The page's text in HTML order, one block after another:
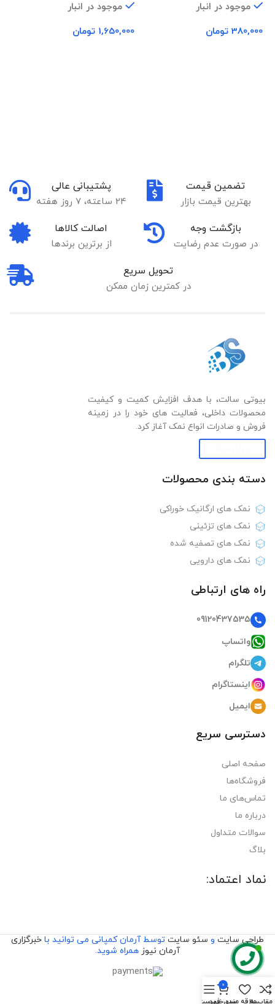
موجود در انبار
380,000 تومان
موجود در انبار
1,650,000 تومان
تضمین قیمت
بهترین قیمت بازار
پشتیبانی عالی
24 ساعته، 7 روز هفته
بازگشت وجه
در صورت عدم رضایت
اصالت کالاها
از برترین برندها
تحویل سریع
در کمترین زمان ممکن
بیوتی سالت، با هدف افزایش کمیت و کیفیت
محصولات داخلی، فعالیت های خود را در زمینه
فروش و صادرات انواع نمک آغاز کرد.
دسته بندی‌ محصولات
نمک های ارگانیک خوراکی
نمک های تزئینی
نمک های تصفیه شده
نمک های دارویی
راه های ارتباطی
09120437535
واتساپ
تلگرام
اینستاگرام
ایمیل
دسترسی سریع
صفحه اصلی
فروشگاه‌ها
تماس‌های ما
درباره ما
سوالات متداول
بلاگ
نماد اعتماد:
طراحی سایت و سئو سایت توسط آرمان کمپانی می توانید با خبرگزاری
آرمان نیوز همراه شوید.
مقایسهعلاقه مندی
0
سبد خرید
فهرست